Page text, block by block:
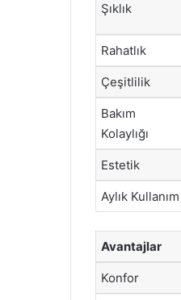
Şıklık
Rahatlık
Çeşitlilik
Bakım
Kolaylığı
Estetik
Aylık Kullanım
Avantajlar
Konfor